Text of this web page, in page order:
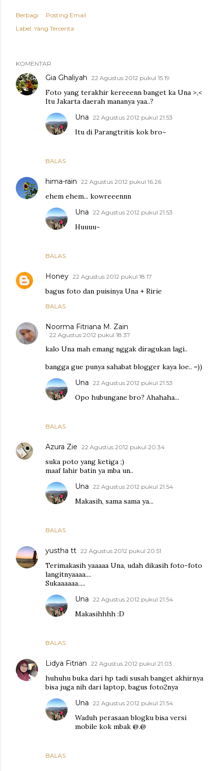
Berbagi
Posting Email
Label: Yang Tercerita
KOMENTAR
Gia Ghaliyah 22 Agustus 2012 pukul 15.19
Foto yang terakhir kereeenn banget ka Una >,<
Itu Jakarta daerah mananya yaa..?
BALAS
Una 22 Agustus 2012 pukul 21.53
Itu di Parangtritis kok bro~
hima-rain 22 Agustus 2012 pukul 16.26
ehem ehem... kowreeennn
BALAS
Una 22 Agustus 2012 pukul 21.53
Huuuu~
Honey 22 Agustus 2012 pukul 18.17
bagus foto dan puisinya Una + Ririe
BALAS
Noorma Fitriana M. Zain
22 Agustus 2012 pukul 18.37
kalo Una mah emang nggak diragukan lagi..
bangga gue punya sahabat blogger kaya loe.. =))
BALAS
Una 22 Agustus 2012 pukul 21.53
Opo hubungane bro? Ahahaha...
Azura Zie 22 Agustus 2012 pukul 20.34
suka poto yang ketiga ;)
maaf lahir batin ya mba un..
BALAS
Una 22 Agustus 2012 pukul 21.54
Makasih, sama sama ya...
yustha tt 22 Agustus 2012 pukul 20.51
Terimakasih yaaaaa Una, udah dikasih foto-foto
langitnyaaaa....
Sukaaaaaa.....
BALAS
Una 22 Agustus 2012 pukul 21.54
Makasihhhh :D
Lidya Fitrian 22 Agustus 2012 pukul 21.03
huhuhu buka dari hp tadi susah banget akhirnya
bisa juga nih dari laptop, bagus foto2nya
BALAS
Una 22 Agustus 2012 pukul 21.54
Waduh perasaan blogku bisa versi
mobile kok mbak @.@